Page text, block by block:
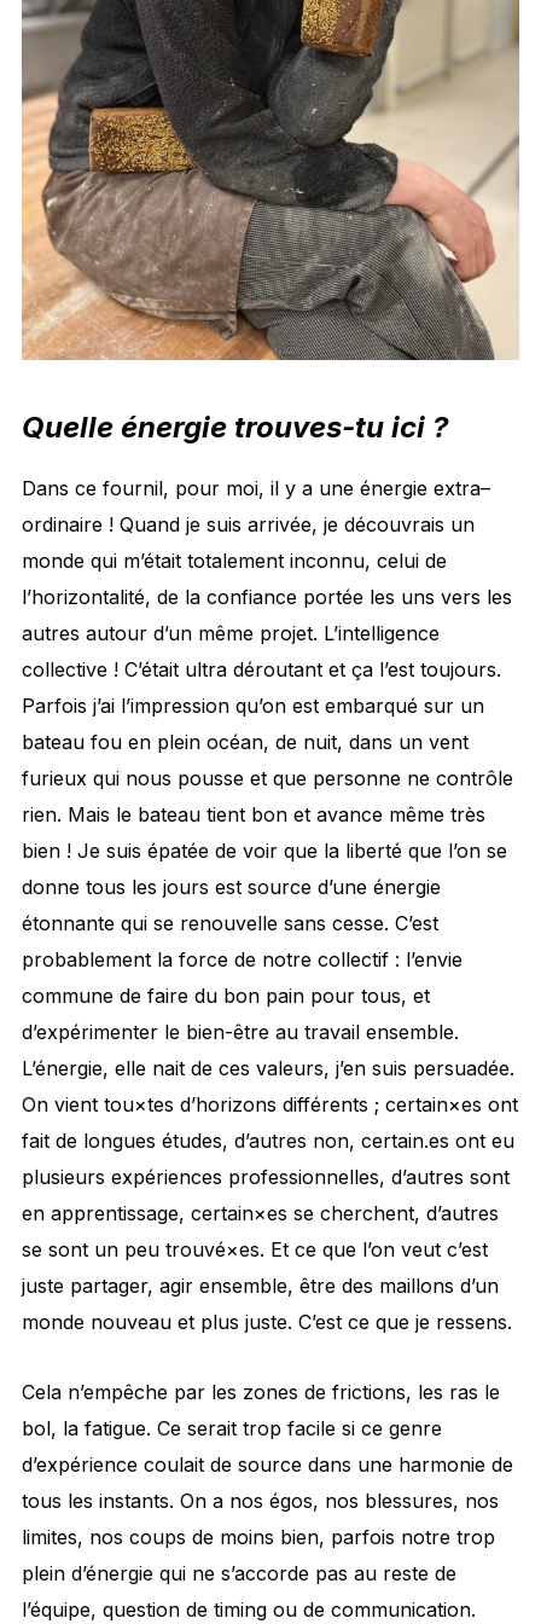
Quelle énergie trouves-tu ici ?
Dans ce fournil, pour moi, il y a une énergie extra–
ordinaire ! Quand je suis arrivée, je découvrais un
monde qui m’était totalement inconnu, celui de
l’horizontalité, de la confiance portée les uns vers les
autres autour d’un même projet. L’intelligence
collective ! C’était ultra déroutant et ça l’est toujours.
Parfois j’ai l’impression qu’on est embarqué sur un
bateau fou en plein océan, de nuit, dans un vent
furieux qui nous pousse et que personne ne contrôle
rien. Mais le bateau tient bon et avance même très
bien ! Je suis épatée de voir que la liberté que l’on se
donne tous les jours est source d’une énergie
étonnante qui se renouvelle sans cesse. C’est
probablement la force de notre collectif : l’envie
commune de faire du bon pain pour tous, et
d’expérimenter le bien-être au travail ensemble.
L’énergie, elle nait de ces valeurs, j’en suis persuadée.
On vient tou×tes d’horizons différents ; certain×es ont
fait de longues études, d’autres non, certain.es ont eu
plusieurs expériences professionnelles, d’autres sont
en apprentissage, certain×es se cherchent, d’autres
se sont un peu trouvé×es. Et ce que l’on veut c’est
juste partager, agir ensemble, être des maillons d’un
monde nouveau et plus juste. C’est ce que je ressens.
Cela n’empêche par les zones de frictions, les ras le
bol, la fatigue. Ce serait trop facile si ce genre
d’expérience coulait de source dans une harmonie de
tous les instants. On a nos égos, nos blessures, nos
limites, nos coups de moins bien, parfois notre trop
plein d’énergie qui ne s’accorde pas au reste de
l’équipe, question de timing ou de communication.